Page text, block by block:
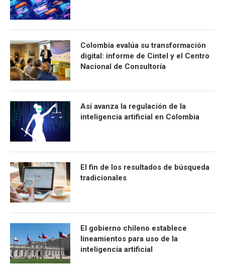
Colombia evalúa su transformación
digital: informe de Cintel y el Centro
Nacional de Consultoría
Así avanza la regulación de la
inteligencia artificial en Colombia
El fin de los resultados de búsqueda
tradicionales
El gobierno chileno establece
lineamientos para uso de la
inteligencia artificial